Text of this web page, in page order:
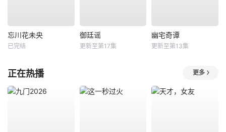
忘川花未央
已完结
御廷谣
更新至第17集
幽宅奇谭
更新至第13集
正在热播 更多